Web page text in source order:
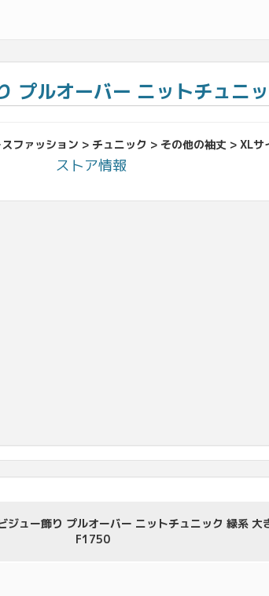
プルオーバー ニットチュニ
ファッション > チュニック > その他の袖丈 > XLサ
ストア情報
ュー飾り プルオーバー ニットチュニック 緑系 大
F1750